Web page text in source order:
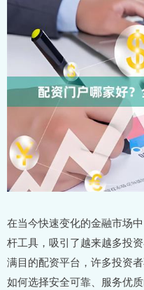
在当今快速变化的金融市场
杆工具，吸引了越来越多投
满目的配资平台，许多投资
如何选择安全可靠、服务优